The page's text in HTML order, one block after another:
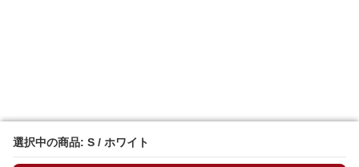
選択中の商品: S / ホワイト
選択中の商品: S / ホワイト